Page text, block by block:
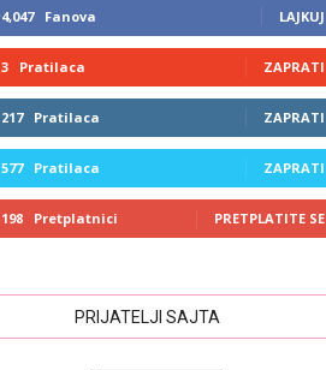
4,047 Fanova LAJKUJ
3 Pratilaca ZAPRATI
217 Pratilaca ZAPRATI
577 Pratilaca ZAPRATI
198 Pretplatnici PRETPLATITE SE
PRIJATELJI SAJTA